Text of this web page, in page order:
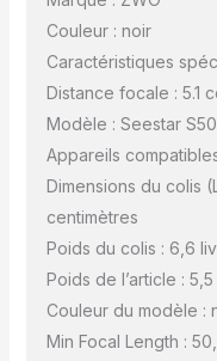
Couleur : noir
Caractéristiques
Distance focale : 5.1
Modèle : Seestar S50
Appareils
Dimensions du colis
centimètres
Poids du colis : 6,6
Poids de l’article :
Couleur du modèle :
Min Focal Length :